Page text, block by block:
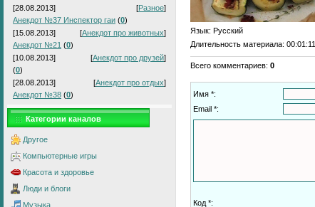
[28.08.2013]
[Разное]
Анекдот №37 Инспектор гаи (0)
[15.08.2013]
[Анекдот про животных]
Анекдот №21 (0)
[10.08.2013]
[Анекдот про друзей]
(0)
[28.08.2013]
[Анекдот про отдых]
Анекдот №38 (0)
Категории каналов
Другое
Компьютерные игры
Красота и здоровье
Люди и блоги
Музыка
Язык: Русский
Длительность материала: 00:01:11
Всего комментариев: 0
Имя *:
Email *:
Код *: